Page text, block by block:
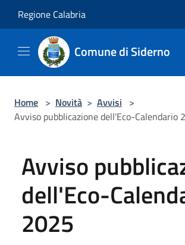
Regione Calabria
Comune di Siderno
Home > Novità > Avvisi >
Avviso pubblicazione dell'Eco-Calendario
Avviso
dell'Eco-
2025